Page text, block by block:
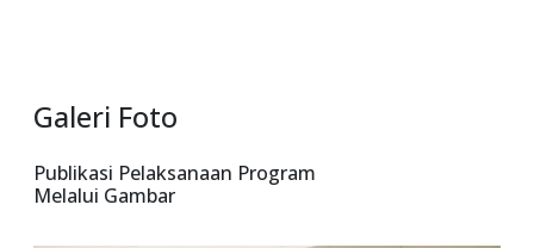
Galeri Foto
Publikasi Pelaksanaan Program
Melalui Gambar